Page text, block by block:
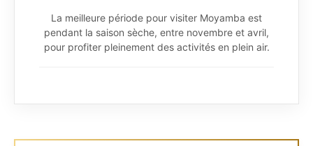
La meilleure période pour visiter Moyamba est
pendant la saison sèche, entre novembre et avril,
pour profiter pleinement des activités en plein air.